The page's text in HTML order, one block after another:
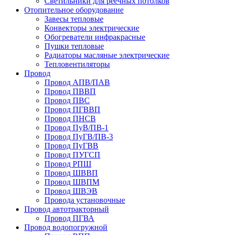
Отопительное оборудование
Завесы тепловые
Конвекторы электрические
Обогреватели инфракрасные
Пушки тепловые
Радиаторы масляные электрические
Тепловентиляторы
Провод
Провод АПВ/ПАВ
Провод ПВВП
Провод ПВС
Провод ПГВВП
Провод ПНСВ
Провод ПуВ/ПВ-1
Провод ПуГВ/ПВ-3
Провод ПуГВВ
Провод ПУГСП
Провод РПШ
Провод ШВВП
Провод ШВПМ
Провод ШВЭВ
Провода установочные
Провод автотракторный
Провод ПГВА
Провод водопогружной